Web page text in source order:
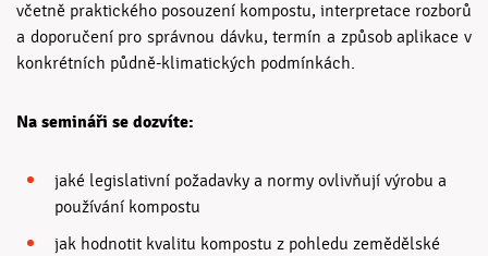
včetně praktického posouzení kompostu, interpretace rozborů
a doporučení pro správnou dávku, termín a způsob aplikace v
konkrétních půdně-klimatických podmínkách.
Na semináři se dozvíte:
jaké legislativní požadavky a normy ovlivňují výrobu a
používání kompostu
jak hodnotit kvalitu kompostu z pohledu zemědělské